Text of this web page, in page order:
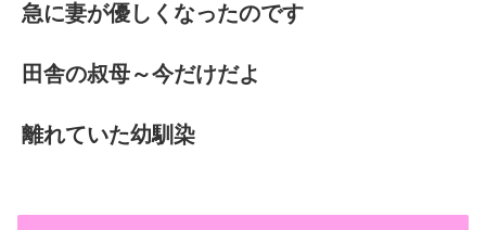
急に妻が優しくなったのです
田舎の叔母～今だけだよ
離れていた幼馴染